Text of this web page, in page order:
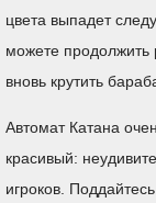
цвета выпадет
можете продолжить
вновь крутить
Автомат Катана
красивый:
игроков.